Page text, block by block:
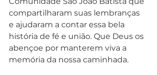
compartilharam suas lembranças
e ajudaram a contar essa bela
história de fé e união. Que Deus os
abençoe por manterem viva a
memória da nossa caminhada.